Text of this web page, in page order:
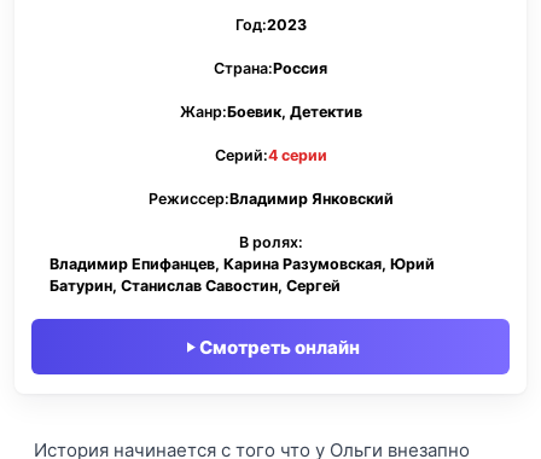
Год:2023
Страна:Россия
Жанр:Боевик, Детектив
Серий:4 серии
Режиссер:Владимир Янковский
В ролях:
Владимир Епифанцев, Карина Разумовская, Юрий
Батурин, Станислав Савостин, Сергей
Смотреть онлайн
История начинается с того что у Ольги внезапно